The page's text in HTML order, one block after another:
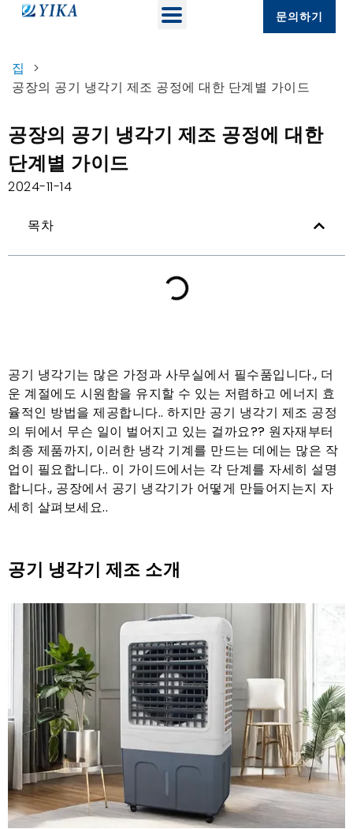
문의하기
집
>
공장의 공기 냉각기 제조 공정에 대한 단계별 가이드
공장의 공기 냉각기 제조 공정에 대한
단계별 가이드
2024-11-14
목차
공기 냉각기는 많은 가정과 사무실에서 필수품입니다., 더
운 계절에도 시원함을 유지할 수 있는 저렴하고 에너지 효
율적인 방법을 제공합니다.. 하지만 공기 냉각기 제조 공정
의 뒤에서 무슨 일이 벌어지고 있는 걸까요?? 원자재부터
최종 제품까지, 이러한 냉각 기계를 만드는 데에는 많은 작
업이 필요합니다.. 이 가이드에서는 각 단계를 자세히 설명
합니다., 공장에서 공기 냉각기가 어떻게 만들어지는지 자
세히 살펴보세요..
공기 냉각기 제조 소개